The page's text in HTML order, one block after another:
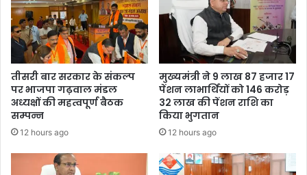
तीसरी बार सरकार के संकल्प
पर भाजपा गढ़वाल मंडल
अध्यक्षों की महत्वपूर्ण बैठक
सम्पन्न
12 hours ago
मुख्यमंत्री ने 9 लाख 87 हजार 17
पेंशन लाभार्थियों को 146 करोड़
32 लाख की पेंशन राशि का
किया भुगतान
12 hours ago